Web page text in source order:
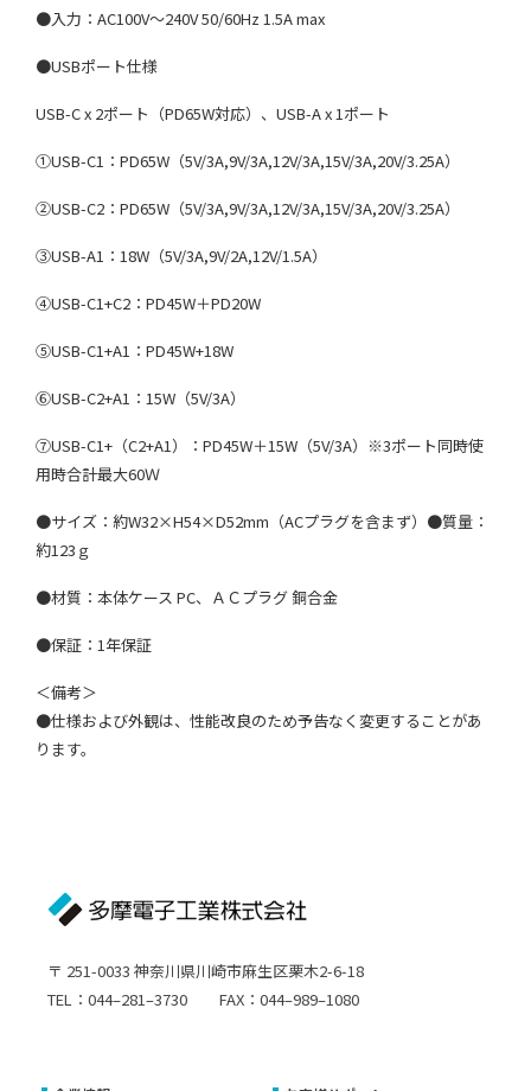
●入力：AC100V～240V 50/60Hz 1.5A max
●USBポート仕様
USB-C x 2ポート（PD65W対応）、USB-A x 1ポート
①USB-C1：PD65W（5V/3A,9V/3A,12V/3A,15V/3A,20V/3.25A）
②USB-C2：PD65W（5V/3A,9V/3A,12V/3A,15V/3A,20V/3.25A）
③USB-A1：18W（5V/3A,9V/2A,12V/1.5A）
④USB-C1+C2：PD45W＋PD20W
⑤USB-C1+A1：PD45W+18W
⑥USB-C2+A1：15W（5V/3A）
⑦USB-C1+（C2+A1）：PD45W＋15W（5V/3A）※3ポート同時使
用時合計最大60Ｗ
●サイズ：約W32×H54×D52mm（ACプラグを含まず）●質量：
約123ｇ
●材質：本体ケース PC、ＡＣプラグ 銅合金
●保証：1年保証
＜備考＞
●仕様および外観は、性能改良のため予告なく変更することがあ
ります。
〒 251-0033 神奈川県川崎市麻生区栗木2-6-18
TEL：044–281–3730 FAX：044–989–1080